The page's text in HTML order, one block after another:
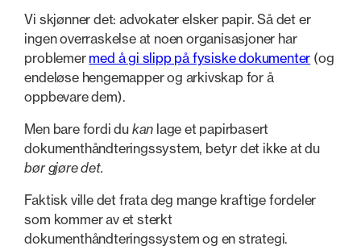
Vi skjønner det: advokater elsker papir. Så det er
ingen overraskelse at noen organisasjoner har
problemer med å gi slipp på fysiske dokumenter (og
endeløse hengemapper og arkivskap for å
oppbevare dem).
Men bare fordi du kan lage et papirbasert
dokumenthåndteringssystem, betyr det ikke at du
bør gjøre det.
Faktisk ville det frata deg mange kraftige fordeler
som kommer av et sterkt
dokumenthåndteringssystem og en strategi.